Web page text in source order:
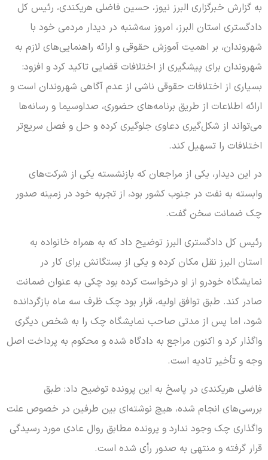
به گزارش خبرگزاری البرز نیوز، حسین فاضلی هریکندی، رئیس کل
دادگستری استان البرز، امروز سه‌شنبه در دیدار مردمی خود با
شهروندان، بر اهمیت آموزش حقوقی و ارائه راهنمایی‌های لازم به
شهروندان برای پیشگیری از اختلافات قضایی تاکید کرد و افزود:
بسیاری از اختلافات حقوقی ناشی از عدم آگاهی شهروندان است و
ارائه اطلاعات از طریق برنامه‌های حضوری، صداوسیما و رسانه‌ها
می‌تواند از شکل‌گیری دعاوی جلوگیری کرده و حل و فصل سریع‌تر
اختلافات را تسهیل کند.
در این دیدار، یکی از مراجعان که بازنشسته یکی از شرکت‌های
وابسته به نفت در جنوب کشور بود، از تجربه خود در زمینه صدور
چک ضمانت سخن گفت.
رئیس کل دادگستری البرز توضیح داد که به همراه خانواده به
استان البرز نقل مکان کرده و یکی از بستگانش برای کار در
نمایشگاه خودرو از او درخواست کرده بود چکی به عنوان ضمانت
صادر کند. طبق توافق اولیه، قرار بود چک ظرف سه ماه بازگردانده
شود، اما پس از مدتی صاحب نمایشگاه چک را به شخص دیگری
واگذار کرد و اکنون مراجع به دادگاه شده و محکوم به پرداخت اصل
وجه و تأخیر تادیه است.
فاضلی هریکندی در پاسخ به این پرونده توضیح داد: طبق
بررسی‌های انجام شده، هیچ نوشته‌ای بین طرفین در خصوص علت
واگذاری چک وجود ندارد و پرونده مطابق روال عادی مورد رسیدگی
قرار گرفته و منتهی به صدور رأی شده است.